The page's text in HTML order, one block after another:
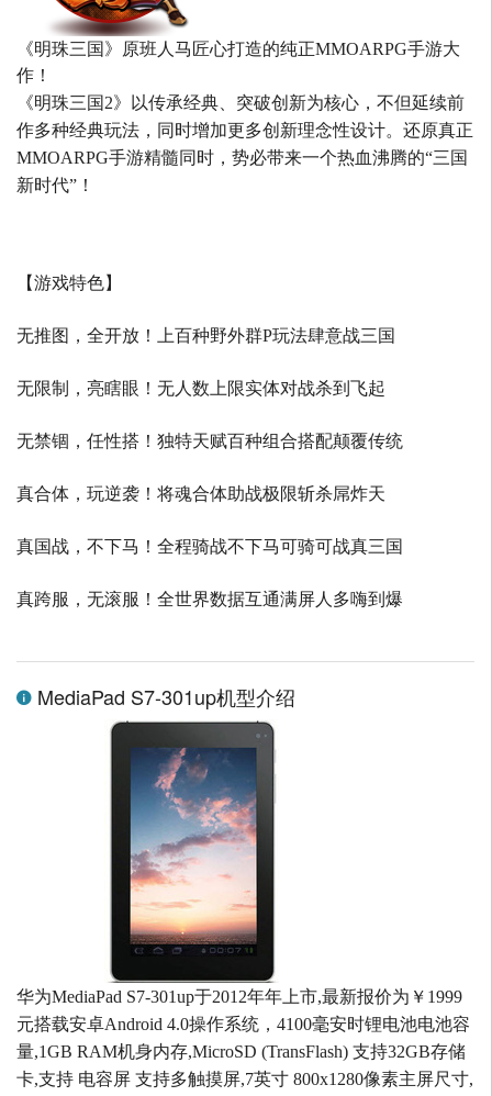
《明珠三国》原班人马匠心打造的纯正MMOARPG手游大
作！
《明珠三国2》以传承经典、突破创新为核心，不但延续前
作多种经典玩法，同时增加更多创新理念性设计。还原真正
MMOARPG手游精髓同时，势必带来一个热血沸腾的“三国
新时代”！
【游戏特色】
无推图，全开放！上百种野外群P玩法肆意战三国
无限制，亮瞎眼！无人数上限实体对战杀到飞起
无禁锢，任性搭！独特天赋百种组合搭配颠覆传统
真合体，玩逆袭！将魂合体助战极限斩杀屌炸天
真国战，不下马！全程骑战不下马可骑可战真三国
真跨服，无滚服！全世界数据互通满屏人多嗨到爆
MediaPad S7-301up机型介绍
华为MediaPad S7-301up于2012年年上市,最新报价为￥1999
元搭载安卓Android 4.0操作系统，4100毫安时锂电池电池容
量,1GB RAM机身内存,MicroSD (TransFlash) 支持32GB存储
卡,支持 电容屏 支持多触摸屏,7英寸 800x1280像素主屏尺寸,